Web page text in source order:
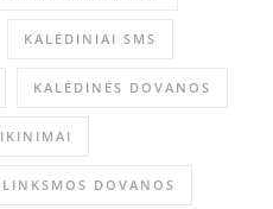
KALĖDINIAI SMS
KALĖDINĖS DOVANOS
LINKSMOS DOVANOS